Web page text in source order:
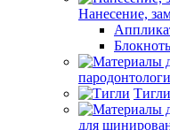
Нанесение,
Тигли
для